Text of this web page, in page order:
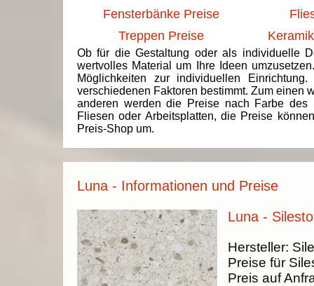
Fensterbänke Preise
Treppen Preise
Ob für die Gestaltung oder als individuelle
wertvolles Material um Ihre Ideen
Möglichkeiten zur individuellen
verschiedenen Faktoren bestimmt. Zum einen
anderen werden die Preise nach Farbe des
Fliesen oder Arbeitsplatten, die Preise
Preis-Shop um.
Luna - Informationen und Preise
Luna -
Hersteller:
Preise für
Preis auf